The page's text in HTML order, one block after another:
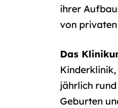
ihrer
von
Das
jährlich
Geburten